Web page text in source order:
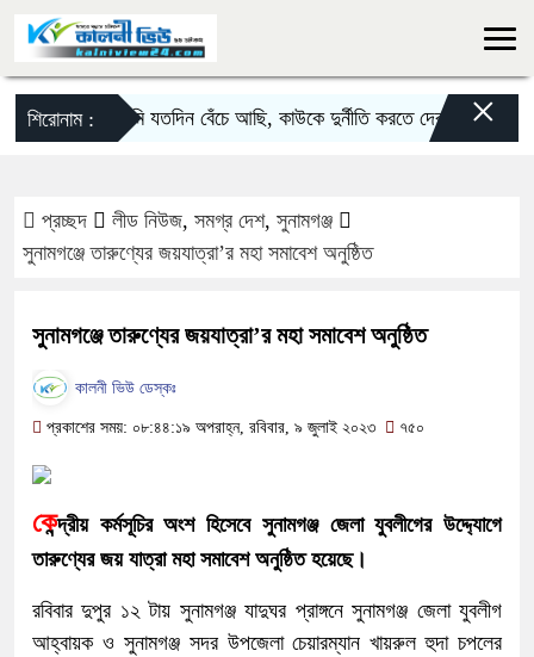
শিরোনাম :আমি যতদিন বেঁচে আছি, কাউকে দুর্নীতি করতে দেব না দিরাইয়ে
×
প্রচ্ছদ লীড নিউজ, সমগ্র দেশ, সুনামগঞ্জ
সুনামগঞ্জে তারুণ্যের জয়যাত্রা’র মহা সমাবেশ অনুষ্ঠিত
সুনামগঞ্জে তারুণ্যের জয়যাত্রা’র মহা সমাবেশ অনুষ্ঠিত
কালনী ভিউ ডেস্কঃ
প্রকাশের সময়: ০৮:৪৪:১৯ অপরাহ্ন, রবিবার, ৯ জুলাই ২০২৩ ৭৫০
কেন্দ্রীয় কর্মসূচির অংশ হিসেবে সুনামগঞ্জ জেলা যুবলীগের উদ্দ্যোগে
তারুণ্যের জয় যাত্রা মহা সমাবেশ অনুষ্ঠিত হয়েছে।
রবিবার দুপুর ১২ টায় সুনামগঞ্জ যাদুঘর প্রাঙ্গনে সুনামগঞ্জ জেলা যুবলীগ
আহ্বায়ক ও সুনামগঞ্জ সদর উপজেলা চেয়ারম্যান খায়রুল হুদা চপলের